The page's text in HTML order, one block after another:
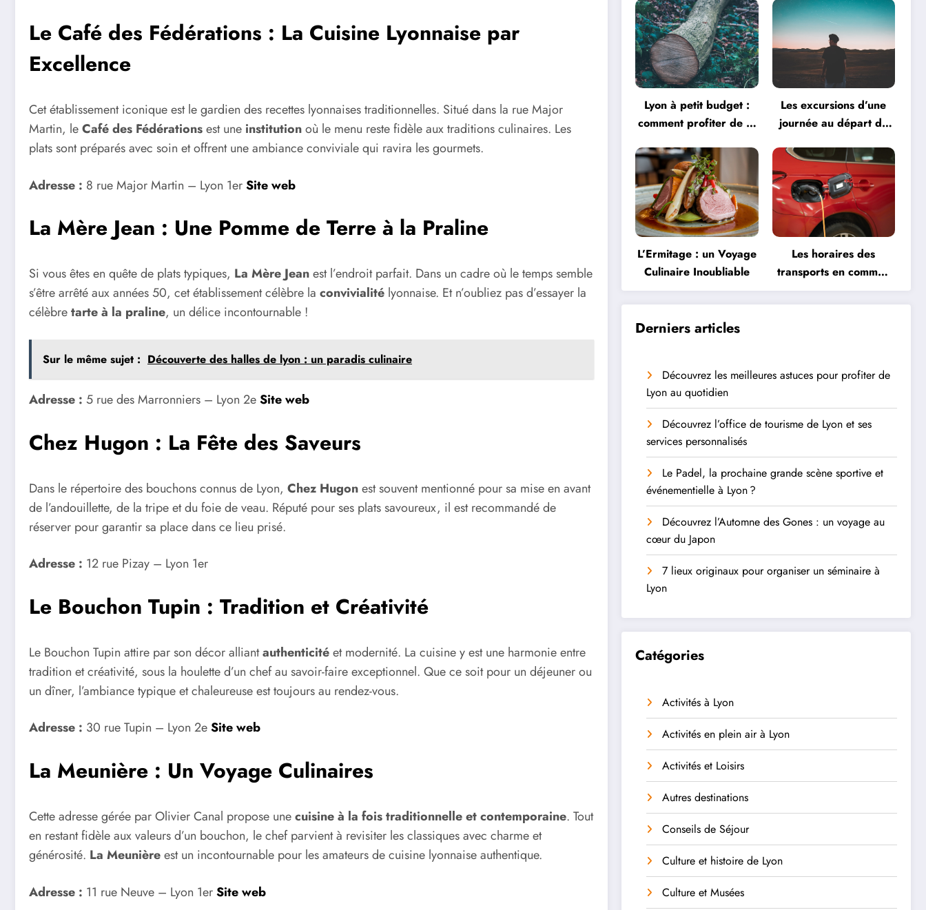
Le Café des Fédérations : La Cuisine Lyonnaise par
Excellence
Cet établissement iconique est le gardien des recettes lyonnaises traditionnelles. Situé dans la rue Major
Martin, leCafé des Fédérationsest une institutionoù le menu reste fidèle aux traditions culinaires. Les
plats sont préparés avec soin et offrent une ambiance conviviale qui ravira les gourmets.
Adresse : 8 rue Major Martin – Lyon 1erSite web
La Mère Jean : Une Pomme de Terre à la Praline
Si vous êtes en quête de plats typiques, La Mère Jeanest l’endroit parfait. Dans un cadre où le temps semble
s’être arrêté aux années 50, cet établissement célèbre la convivialité lyonnaise. Et n’oubliez pas d’essayer la
célèbretarte à la praline, un délice incontournable !
Sur le même sujet : Découverte des halles de lyon : un paradis culinaire
Adresse : 5 rue des Marronniers – Lyon 2eSite web
Chez Hugon : La Fête des Saveurs
Dans le répertoire des bouchons connus de Lyon, Chez Hugonest souvent mentionné pour sa mise en avant
de l’andouillette, de la tripe et du foie de veau. Réputé pour ses plats savoureux, il est recommandé de
réserver pour garantir sa place dans ce lieu prisé.
Adresse : 12 rue Pizay – Lyon 1er
Le Bouchon Tupin : Tradition et Créativité
Le Bouchon Tupin attire par son décor alliantauthenticitéet modernité. La cuisine y est une harmonie entre
tradition et créativité, sous la houlette d’un chef au savoir-faire exceptionnel. Que ce soit pour un déjeuner ou
un dîner, l’ambiance typique et chaleureuse est toujours au rendez-vous.
Adresse : 30 rue Tupin – Lyon 2eSite web
La Meunière : Un Voyage Culinaires
Cette adresse gérée par Olivier Canal propose unecuisine à la fois traditionnelle et contemporaine. Tout
en restant fidèle aux valeurs d’un bouchon, le chef parvient à revisiter les classiques avec charme et
générosité. La Meunièreest un incontournable pour les amateurs de cuisine lyonnaise authentique.
Adresse : 11 rue Neuve – Lyon 1erSite web
Lyon à petit budget :
comment profiter de la
Les excursions d’une
journée au départ de
L’Ermitage : un Voyage
Culinaire Inoubliable
Les horaires des
transports en commun
à Lyon
Derniers articles
Découvrez les meilleures astuces pour profiter de
Lyon au quotidien
Découvrez l’office de tourisme de Lyon et ses
services personnalisés
Le Padel, la prochaine grande scène sportive et
événementielle à Lyon ?
Découvrez l’Automne des Gones : un voyage au
cœur du Japon
7 lieux originaux pour organiser un séminaire à
Lyon
Catégories
Activités à Lyon
Activités en plein air à Lyon
Activités et Loisirs
Autres destinations
Conseils de Séjour
Culture et histoire de Lyon
Culture et Musées